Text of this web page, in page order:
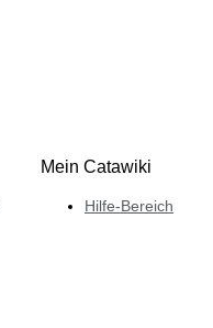
Mein Catawiki
Hilfe-Bereich